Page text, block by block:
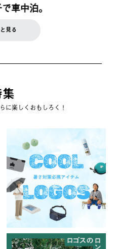
中泊。
見る
に楽しくおもしろく！